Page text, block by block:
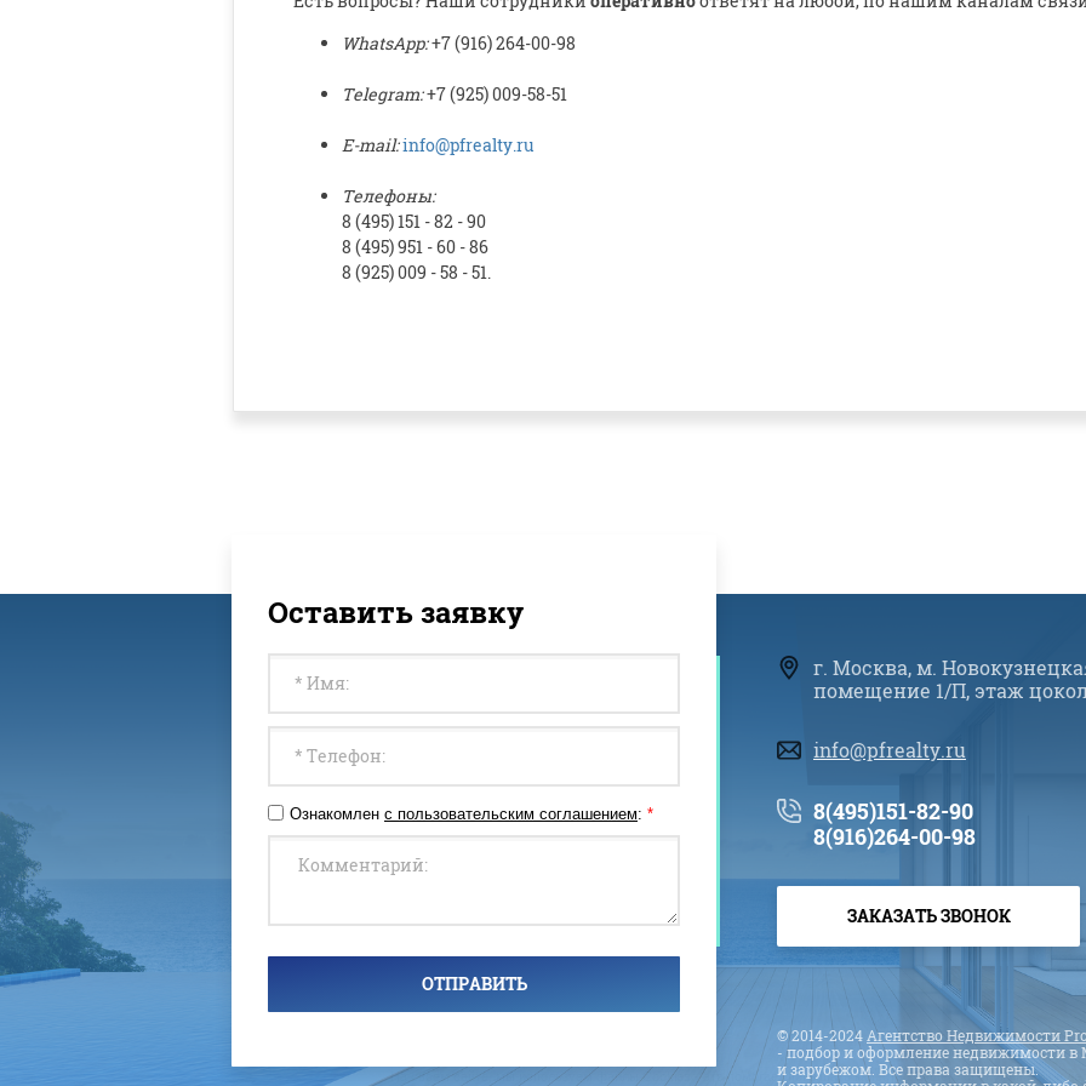
WhatsApp:+7 (916) 264-00-98
Telegram:+7 (925) 009-58-51
E-mail:info@pfrealty.ru
Телефоны:
8 (495) 151 - 82 - 90
8 (495) 951 - 60 - 86
8 (925) 009 - 58 - 51.
Оставить заявку
Ознакомлен с пользовательским соглашением: *
ОТПРАВИТЬ
г. Москва, м.
помещение 1/П, этаж
info@pfrealty.ru
8(495)151-82-90
8(916)264-00-98
ЗАКАЗАТЬ ЗВОНОК
На своем сайте, мы используем файлы Cookies - это помогает повышать качество Вашего обслуживания и
© 2014-2024 Агентство Недвижимости
- подбор и оформление недвижимости в
и зарубежом. Все права защищены.